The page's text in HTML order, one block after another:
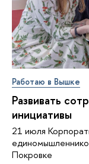
Работаю в Вышке
Развивать
инициативы
21 июля
Покровке